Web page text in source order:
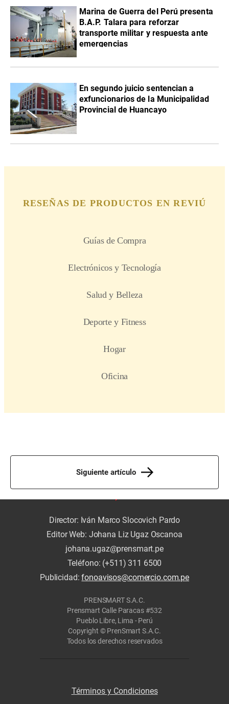
Marina de Guerra del Perú presenta
B.A.P. Talara para reforzar
transporte militar y respuesta ante
emergencias
En segundo juicio sentencian a
exfuncionarios de la Municipalidad
Provincial de Huancayo
Siguiente artículo
Director: Iván Marco Slocovich Pardo
Editor Web: Johana Liz Ugaz Oscanoa
johana.ugaz@prensmart.pe
Teléfono: (+511) 311 6500
Publicidad:fonoavisos@comercio.com.pe
PRENSMART S.A.C.
Prensmart Calle Paracas #532
Pueblo Libre, Lima - Perú
Copyright © PrenSmart S.A.C.
Todos los derechos reservados
Términos y Condiciones